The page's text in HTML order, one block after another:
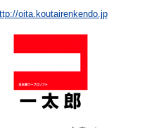
oita.koutairenkendo.jp